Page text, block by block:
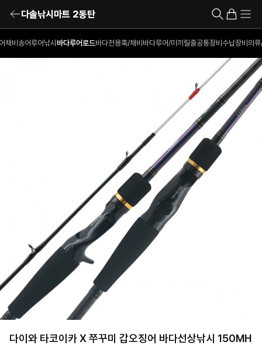
다솔낚시마트 2동탄
채비 송어루어낚시 바다루어로드바다전용훅/채비 바다루어/미끼 릴줄공통장비 수납장비 의
다이와 타코이카 X 쭈꾸미 갑오징어 바다선상낚시 150MH